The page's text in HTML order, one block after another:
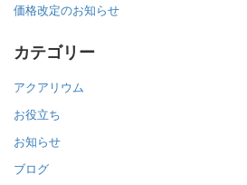
価格改定のお知らせ
カテゴリー
アクアリウム
お役立ち
お知らせ
ブログ